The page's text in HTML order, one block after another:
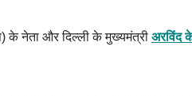
के नेता और दिल्ली के मुख्यमंत्री अरविंद